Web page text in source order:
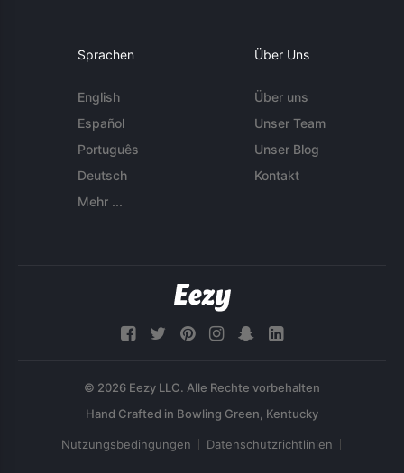
Sprachen
English
Español
Português
Deutsch
Mehr ...
Über Uns
Über uns
Unser Team
Unser Blog
Kontakt
© 2026 Eezy LLC. Alle Rechte vorbehalten
Nutzungsbedingungen Datenschutzrichtlinien